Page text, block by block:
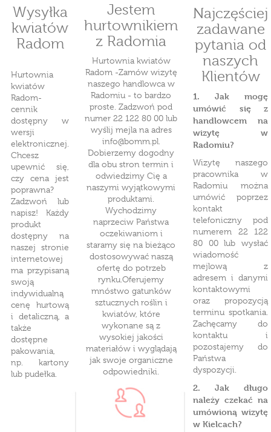
Wysyłka
kwiatów
Radom
Hurtownia
kwiatów
Radom-
cennik
dostępny w
wersji
elektronicznej.
Chcesz
upewnić się,
czy cena jest
poprawna?
Zadzwoń lub
napisz! Każdy
produkt
dostępny na
naszej stronie
internetowej
ma przypisaną
swoją
indywidualną
cenę hurtową
i detaliczną, a
także
dostępne
pakowania,
np. kartony
lub pudełka.
Jestem
hurtownikiem
z Radomia
Hurtownia kwiatów
Radom -Zamów wizytę
naszego handlowca w
Radomiu - to bardzo
proste. Zadzwoń pod
numer 22 122 80 00 lub
wyślij mejla na adres
info@bomm.pl.
Dobierzemy dogodny
dla obu stron termin i
odwiedzimy Cię a
naszymi wyjątkowymi
produktami.
Wychodzimy
naprzeciw Państwa
oczekiwaniom i
staramy się na bieżąco
dostosowywać naszą
ofertę do potrzeb
rynku.Oferujemy
mnóstwo gatunków
sztucznych roślin i
kwiatów, które
wykonane są z
wysokiej jakości
materiałów i wyglądają
jak swoje organiczne
odpowiedniki.
Najczęściej
zadawane
pytania od
naszych
Klientów
1. Jak mogę
umówić się z
handlowcem na
wizytę w
Radomiu?
Wizytę naszego
pracownika w
Radomiu można
umówić poprzez
kontakt
telefoniczny pod
numerem 22 122
80 00 lub wysłać
wiadomość
mejlową z
adresem i danymi
kontaktowymi
oraz propozycją
terminu spotkania.
Zachęcamy do
kontaktu i
pozostajemy do
Państwa
dyspozycji.
2. Jak długo
należy czekać na
umówioną wizytę
w Kielcach?